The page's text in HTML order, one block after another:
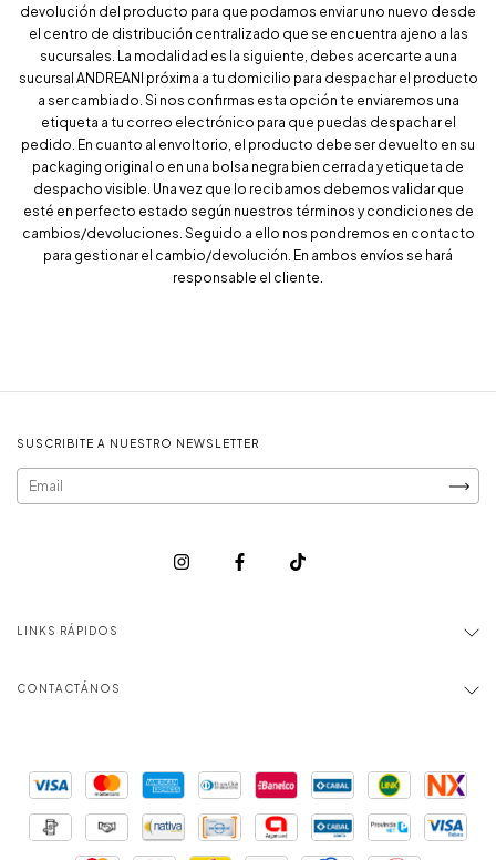
devolución del producto para que podamos enviar uno nuevo desde
el centro de distribución centralizado que se encuentra ajeno a las
sucursales. La modalidad es la siguiente, debes acercarte a una
sucursal ANDREANI próxima a tu domicilio para despachar el producto
a ser cambiado. Si nos confirmas esta opción te enviaremos una
etiqueta a tu correo electrónico para que puedas despachar el
pedido. En cuanto al envoltorio, el producto debe ser devuelto en su
packaging original o en una bolsa negra bien cerrada y etiqueta de
despacho visible. Una vez que lo recibamos debemos validar que
esté en perfecto estado según nuestros términos y condiciones de
cambios/devoluciones. Seguido a ello nos pondremos en contacto
para gestionar el cambio/devolución. En ambos envíos se hará
responsable el cliente.
SUSCRIBITE A NUESTRO NEWSLETTER
LINKS RÁPIDOS
CONTACTÁNOS